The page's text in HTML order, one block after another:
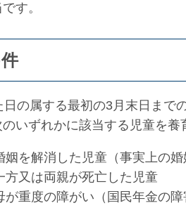
す。
日の属する最初の3月末日まで
いずれかに該当する児童を
姻を解消した児童（事実上の婚
方又は両親が死亡した児童
が重度の障がい（国民年金の